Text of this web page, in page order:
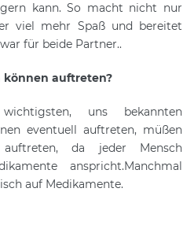
kann. So macht nicht nur
viel mehr Spaß und bereitet
für beide Partner..
auftreten?
uns bekannten
eventuell auftreten, müßen
da jeder Mensch
anspricht.Manchmal
auf Medikamente.